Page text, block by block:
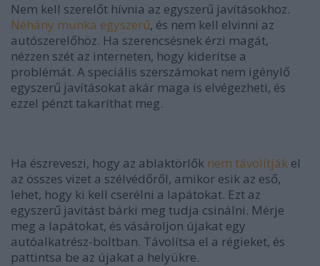
Nem kell szerelőt hívnia az egyszerű javításokhoz.
Néhány munka egyszerű, és nem kell elvinni az
autószerelőhöz. Ha szerencsésnek érzi magát,
nézzen szét az interneten, hogy kiderítse a
problémát. A speciális szerszámokat nem igénylő
egyszerű javításokat akár maga is elvégezheti, és
ezzel pénzt takaríthat meg.
Ha észreveszi, hogy az ablaktörlők nem távolítják el
az összes vizet a szélvédőről, amikor esik az eső,
lehet, hogy ki kell cserélni a lapátokat. Ezt az
egyszerű javítást bárki meg tudja csinálni. Mérje
meg a lapátokat, és vásároljon újakat egy
autóalkatrész-boltban. Távolítsa el a régieket, és
pattintsa be az újakat a helyükre.